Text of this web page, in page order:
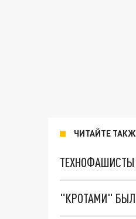
ЧИТАЙТЕ
ТЕХНОФАШИСТЫ
"КРОТАМИ"